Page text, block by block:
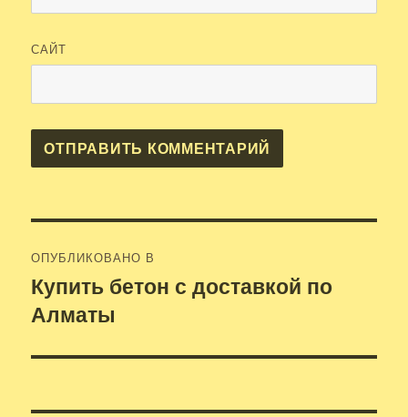
САЙТ
по
записям
ОПУБЛИКОВАНО В
Купить бетон с доставкой по
Алматы